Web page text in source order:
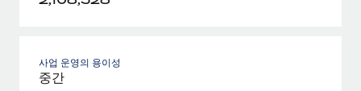
사업 운영의 용이성
중간